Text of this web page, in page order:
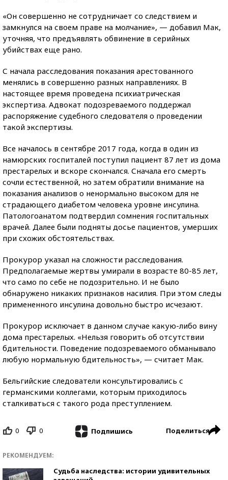
«Он совершенно не сотрудничает со следствием и
замкнулся на своем праве на молчание», — добавил Мак,
уточняя, что предъявлять обвинение в серийных
убийствах еще рано.
С начала расследования показания арестованного
менялись в совершенно разных направлениях. В
настоящее время проведена психиатрическая
экспертиза. Адвокат подозреваемого поддержал
распоряжение судебного следователя о проведении
такой экспертизы.
Все началось в сентябре 2017 года, когда в один из
намюрских госпиталей поступил пациент 87 лет из дома
престарелых и вскоре скончался. Сначала его смерть
сочли естественной, но затем обратили внимание на
показания анализов о ненормально высоком для не
страдающего диабетом человека уровне инсулина.
Патологоанатом подтвердил сомнения госпитальных
врачей. Далее были подняты досье пациентов, умерших
при схожих обстоятельствах.
Прокурор указал на сложности расследования.
Предполагаемые жертвы умирали в возрасте 80-85 лет,
что само по себе не подозрительно. И не было
обнаружено никаких признаков насилия. При этом следы
примененного инсулина довольно быстро исчезают.
Прокурор исключает в данном случае какую-либо вину
дома престарелых. «Нельзя говорить об отсутствии
бдительности. Поведение подозреваемого обманывало
любую нормальную бдительность», — считает Мак.
Бельгийские следователи консультировались с
германскими коллегами, которым приходилось
сталкиваться с такого рода преступлением.
0 0 Подпишись Поделиться
РЕКОМЕНДУЕМ:
Судьба наследства: истории удивительных